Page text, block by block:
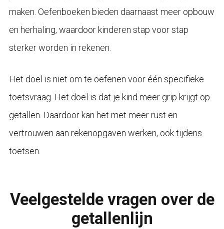
maken. Oefenboeken bieden daarnaast meer opbouw
en herhaling, waardoor kinderen stap voor stap
sterker worden in rekenen.
Het doel is niet om te oefenen voor één specifieke
toetsvraag. Het doel is dat je kind meer grip krijgt op
getallen. Daardoor kan het met meer rust en
vertrouwen aan rekenopgaven werken, ook tijdens
toetsen.
Veelgestelde vragen over de
getallenlijn